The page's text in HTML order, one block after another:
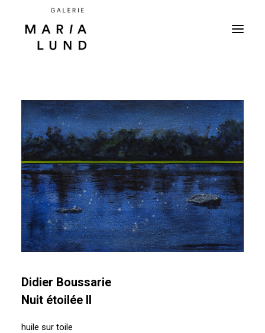
Didier Boussarie
Nuit étoilée II
huile sur toile